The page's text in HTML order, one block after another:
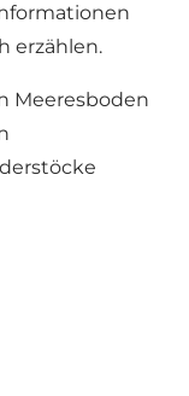
erzählen.
Meeresboden